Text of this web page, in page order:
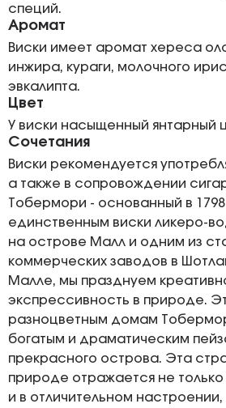
специй.
Аромат
Виски имеет аромат хереса
инжира, кураги, молочного
эвкалипта.
Цвет
У виски насыщенный янтарный
Сочетания
Виски рекомендуется
а также в сопровождении
Тобермори - основанный в 1798
единственным виски ликеро-
на острове Малл и одним из
коммерческих заводов в
Малле, мы празднуем
экспрессивность в природе.
разноцветным домам
богатым и драматическим
прекрасного острова. Эта
природе отражается не только
и в отличительном